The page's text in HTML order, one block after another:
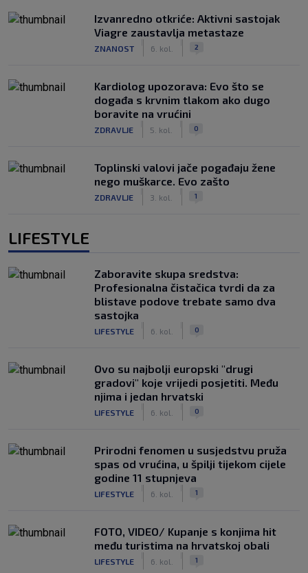
Izvanredno otkriće: Aktivni sastojak
Viagre zaustavlja metastaze
ZNANOST 6. kol. 2
Kardiolog upozorava: Evo što se
događa s krvnim tlakom ako dugo
boravite na vrućini
ZDRAVLJE 5. kol. 0
Toplinski valovi jače pogađaju žene
nego muškarce. Evo zašto
ZDRAVLJE 3. kol. 1
LIFESTYLE
Zaboravite skupa sredstva:
Profesionalna čistačica tvrdi da za
blistave podove trebate samo dva
sastojka
LIFESTYLE 6. kol. 0
Ovo su najbolji europski "drugi
gradovi" koje vrijedi posjetiti. Među
njima i jedan hrvatski
LIFESTYLE 6. kol. 0
Prirodni fenomen u susjedstvu pruža
spas od vrućina, u špilji tijekom cijele
godine 11 stupnjeva
LIFESTYLE 6. kol. 1
FOTO, VIDEO/ Kupanje s konjima hit
među turistima na hrvatskoj obali
LIFESTYLE 6. kol. 1